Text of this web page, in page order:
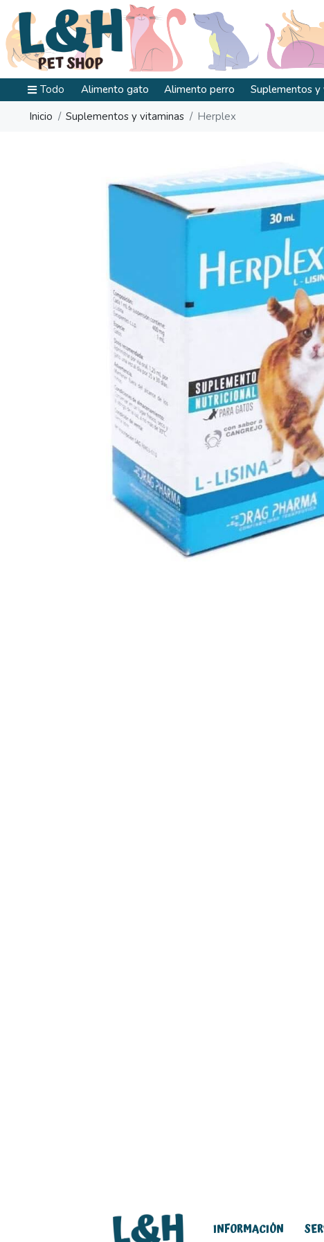
Todo Alimento gato Alimento perro Suplementos y
Inicio
Suplementos y vitaminas Herplex
INFORMACIÓN